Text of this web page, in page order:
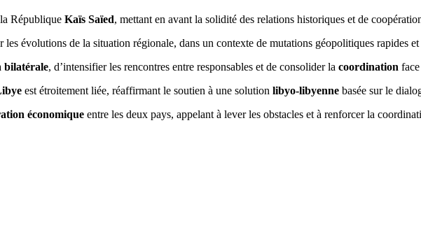
République Kaïs Saïed, mettant en avant la solidité des relations historiques et de
évolutions de la situation régionale, dans un contexte de mutations géopolitiques rapides et
bilatérale, d’intensifier les rencontres entre responsables et de consolider la coordination
est étroitement liée, réaffirmant le soutien à une solution libyo-libyenne basée sur le
économique entre les deux pays, appelant à lever les obstacles et à renforcer la